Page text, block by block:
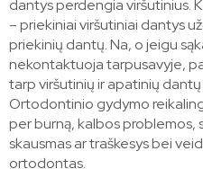
dantys perdengia viršutinius.
– priekiniai viršutiniai dantys
priekinių dantų. Na, o jeigu
nekontaktuoja tarpusavyje,
tarp viršutinių ir apatinių dantų
Ortodontinio gydymo
per burną, kalbos problemos,
skausmas ar traškesys bei
ortodontas.